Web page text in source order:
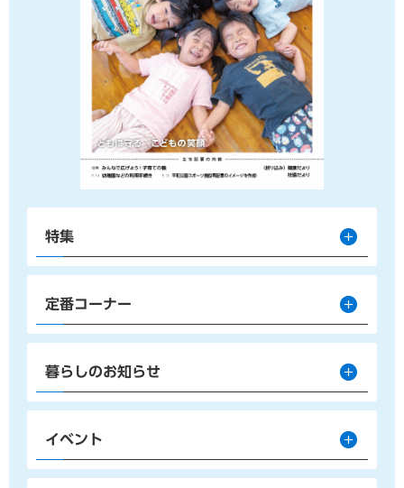
特集
定番コーナー
暮らしのお知らせ
イベント